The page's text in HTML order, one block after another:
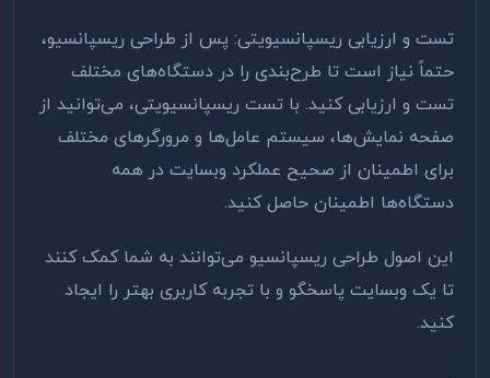
تست و ارزیابی ریسپانسیویتی: پس از طراحی ریسپانسیو،
حتماً نیاز است تا طرح‌بندی را در دستگاه‌های مختلف
تست و ارزیابی کنید. با تست ریسپانسیویتی، می‌توانید از
صفحه نمایش‌ها، سیستم عامل‌ها و مرورگرهای مختلف
برای اطمینان از صحیح عملکرد وبسایت در همه
دستگاه‌ها اطمینان حاصل کنید.
این اصول طراحی ریسپانسیو می‌توانند به شما کمک کنند
تا یک وبسایت پاسخگو و با تجربه کاربری بهتر را ایجاد
کنید.